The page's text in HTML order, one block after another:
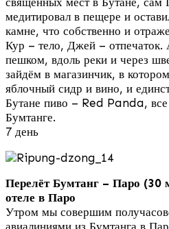
медитировал в пещере и
камне, что собственно и
Кур – тело, Джей – отпечаток.
пешком, вдоль реки и через
зайдём в магазинчик, в
яблочный сидр и вино, и
Бутане пиво – Red Panda,
Бумтанге.
7 день
Перелёт Бумтанг – Паро (30
отеле в Паро
Утром мы совершим
авиалиниями из Бумтанга в